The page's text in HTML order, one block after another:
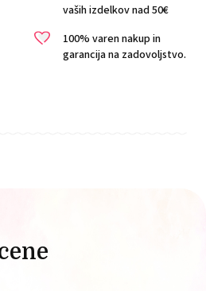
vaših izdelkov nad 50€
100% varen nakup in
garancija na zadovoljstvo.